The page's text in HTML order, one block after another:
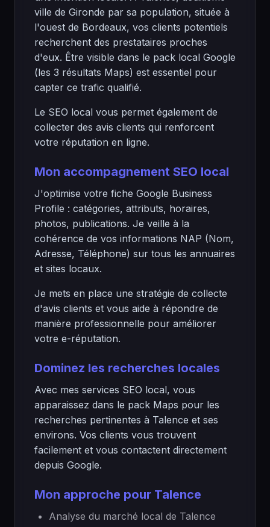
ville de Gironde par sa population, située à
l'ouest de Bordeaux, vos clients potentiels
recherchent des prestataires proches
d'eux. Être visible dans le pack local Google
(les 3 résultats Maps) est essentiel pour
capter ce trafic qualifié.
Le SEO local vous permet également de
collecter des avis clients qui renforcent
votre réputation en ligne.
Mon accompagnement SEO local
J'optimise votre fiche Google Business
Profile : catégories, attributs, horaires,
photos, publications. Je veille à la
cohérence de vos informations NAP (Nom,
Adresse, Téléphone) sur tous les annuaires
et sites locaux.
Je mets en place une stratégie de collecte
d'avis clients et vous aide à répondre de
manière professionnelle pour améliorer
votre e-réputation.
Dominez les recherches locales
Avec mes services SEO local, vous
apparaissez dans le pack Maps pour les
recherches pertinentes à Talence et ses
environs. Vos clients vous trouvent
facilement et vous contactent directement
depuis Google.
Mon approche pour Talence
Analyse du marché local de Talence